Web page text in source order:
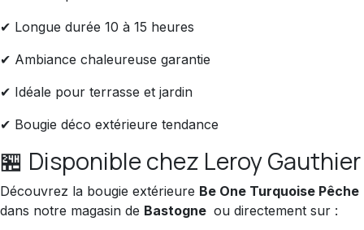
✔ Longue durée 10 à 15 heures
✔ Ambiance chaleureuse garantie
✔ Idéale pour terrasse et jardin
✔ Bougie déco extérieure tendance
🏪 Disponible chez Leroy Gauthier
Découvrez la bougie extérieure Be One Turquoise Pêche
dans notre magasin de Bastogne ou directement sur :